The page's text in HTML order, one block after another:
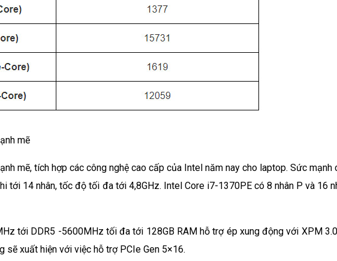
mẽ
mẽ, tích hợp các công nghệ cao cấp của Intel năm nay cho laptop. Sức mạnh
tới 14 nhân, tốc độ tối đa tới 4,8GHz. Intel Core i7-1370PE có 8 nhân P và 16
tới DDR5 -5600MHz tối đa tới 128GB RAM hỗ trợ ép xung động với XPM
sẽ xuất hiện với việc hỗ trợ PCIe Gen 5×16.